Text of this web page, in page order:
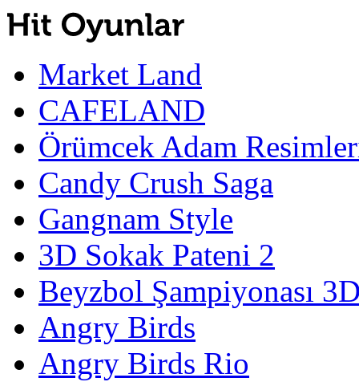
Market Land
CAFELAND
Örümcek Adam
Candy Crush Saga
Gangnam Style
3D Sokak Pateni 2
Beyzbol Şampiyonası
Angry Birds
Angry Birds Rio